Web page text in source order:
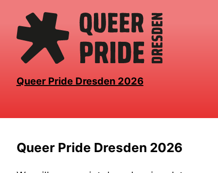
content
Queer Pride Dresden 2026
Queer Pride Dresden 2026